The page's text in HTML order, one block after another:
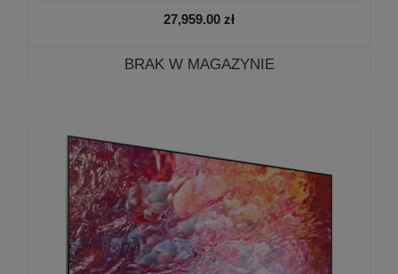
27,959.00 zł
BRAK W MAGAZYNIE